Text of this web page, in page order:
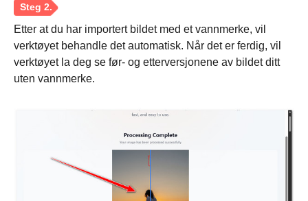
Etter at du har importert bildet med et vannmerke, vil
verktøyet behandle det automatisk. Når det er ferdig, vil
verktøyet la deg se før- og etterversjonene av bildet ditt
uten vannmerke.